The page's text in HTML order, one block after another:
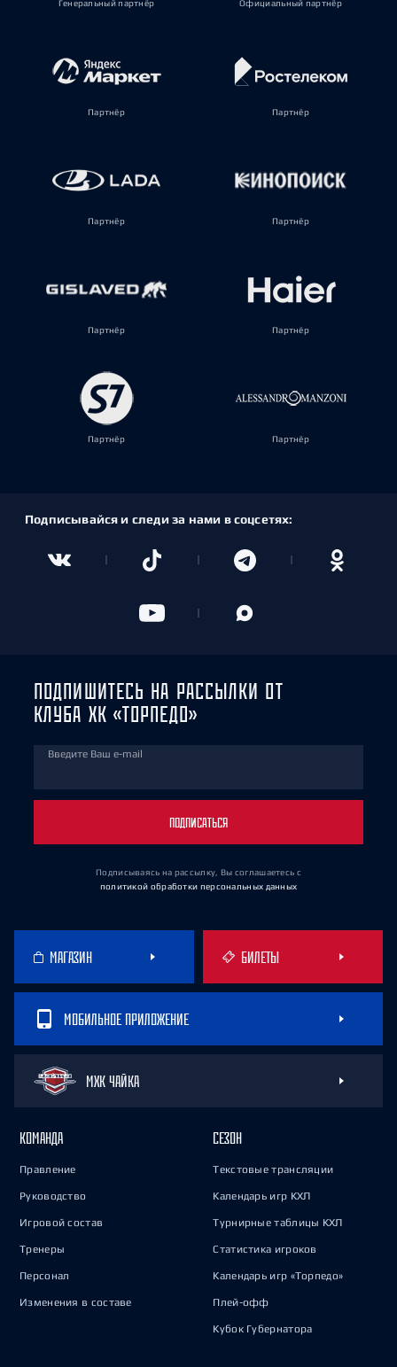
Генеральный партнёр Официальный партнёр
Партнёр Партнёр
Партнёр Партнёр
Партнёр Партнёр
Партнёр Партнёр
Подписывайся и следи за нами в соцсетях:
ПОДПИШИТЕСЬ НА РАССЫЛКИ ОТ
КЛУБА ХК «ТОРПЕДО»
Введите Ваш e-mail
ПОДПИСАТЬСЯ
Подписываясь на рассылку, Вы соглашаетесь с
политикой обработки персональных данных
МАГАЗИН БИЛЕТЫ
МОБИЛЬНОЕ ПРИЛОЖЕНИЕ
МХК ЧАЙКА
КОМАНДА
Правление
Руководство
Игровой состав
Тренеры
Персонал
Изменения в составе
СЕЗОН
Текстовые трансляции
Календарь игр КХЛ
Турнирные таблицы КХЛ
Статистика игроков
Календарь игр «Торпедо»
Плей-офф
Кубок Губернатора